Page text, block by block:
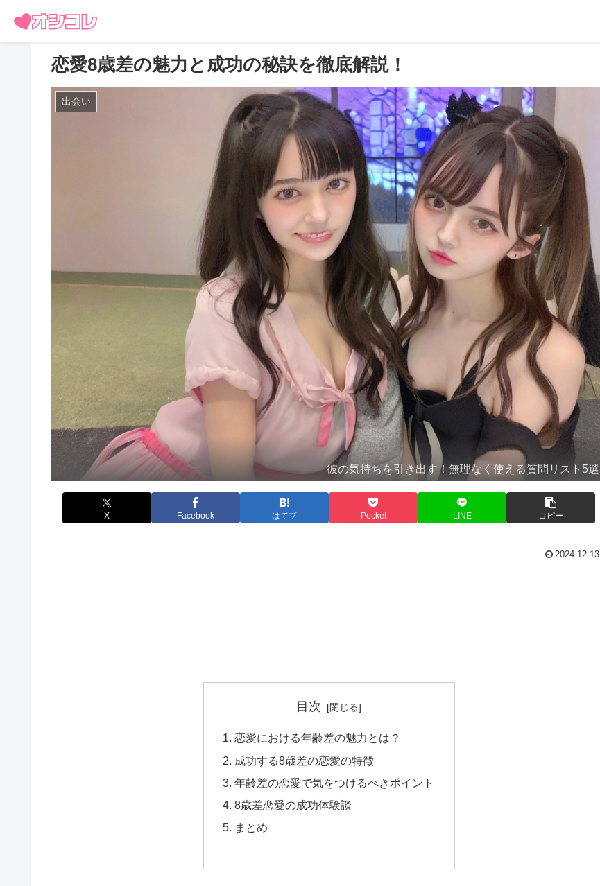
恋愛8歳差の魅力と成功の秘訣を徹底解説！
出会い
彼の気持ちを引き出す！無理なく使える質問リスト5選
X Facebook はてブ Pocket LINE コピー
2024.12.13
目次
恋愛における年齢差の魅力とは？
成功する8歳差の恋愛の特徴
年齢差の恋愛で気をつけるべきポイント
8歳差恋愛の成功体験談
まとめ